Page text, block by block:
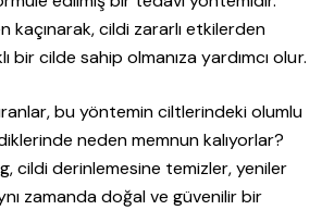
kaçınarak, cildi zararlı etkilerden
bir cilde sahip olmanıza yardımcı olur.
bu yöntemin ciltlerindeki olumlu
neden memnun kalıyorlar?
cildi derinlemesine temizler, yeniler
zamanda doğal ve güvenilir bir